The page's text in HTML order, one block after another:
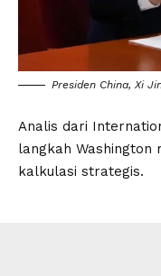
Presiden China, Xi
Analis dari
langkah Washington
kalkulasi strategis.